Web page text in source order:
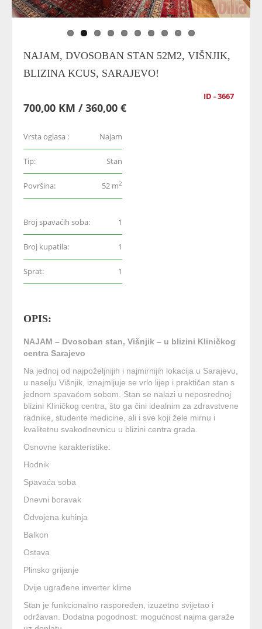
NAJAM, DVOSOBAN STAN 52M2, VIŠNJIK,
BLIZINA KCUS, SARAJEVO!
ID - 3667
700,00 KM / 360,00 €
Vrsta oglasa : Najam
Tip: Stan
Površina: 52 m2
Broj spavaćih soba: 1
Broj kupatila: 1
Sprat: 1
OPIS:
NAJAM – Dvosoban stan, Višnjik – u blizini Kliničkog
centra Sarajevo
Na jednoj od najpoželjnijih i najmirnijih lokacija u Sarajevu,
u naselju Višnjik, iznajmljuje se vrlo lijep i praktičan stan s
jednom spavaćom sobom. Stan se nalazi u neposrednoj
blizini Kliničkog centra, što ga čini idealnim za zdravstvene
radnike, studente medicine, ali i sve koji žele mirnu i
kvalitetnu svakodnevnicu u blizini centra grada.
Osnovne karakteristike:
Hodnik
Spavaća soba
Dnevni boravak
Odvojena kuhinja
Balkon
Ostava
Plinsko grijanje
Dvije ugrađene inverter klime
Stan je funkcionalno raspoređen, izuzetno svijetao i
održavan. Dodatna pogodnost: mogućnost najma garaže